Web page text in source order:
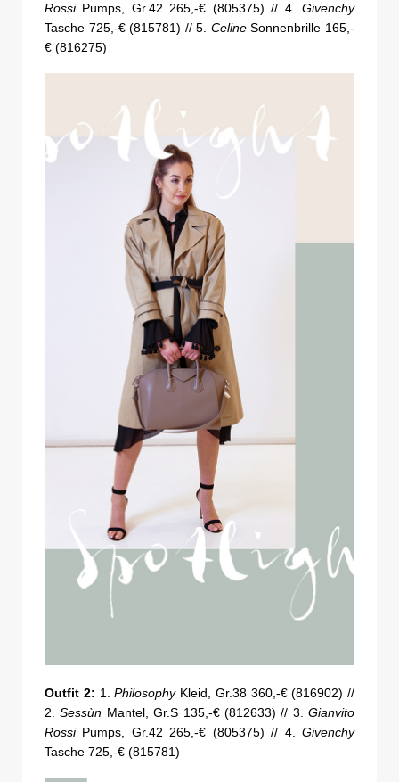
RossiPumps, Gr.42 265,-€ (805375) // 4. Givenchy
Tasche 725,-€ (815781) // 5. CelineSonnenbrille 165,-
€ (816275)
Outfit 2: 1.PhilosophyKleid, Gr.38 360,-€ (816902) //
2.Sessùn Mantel, Gr.S 135,-€ (812633) // 3. Gianvito
RossiPumps, Gr.42 265,-€ (805375) // 4. Givenchy
Tasche 725,-€ (815781)